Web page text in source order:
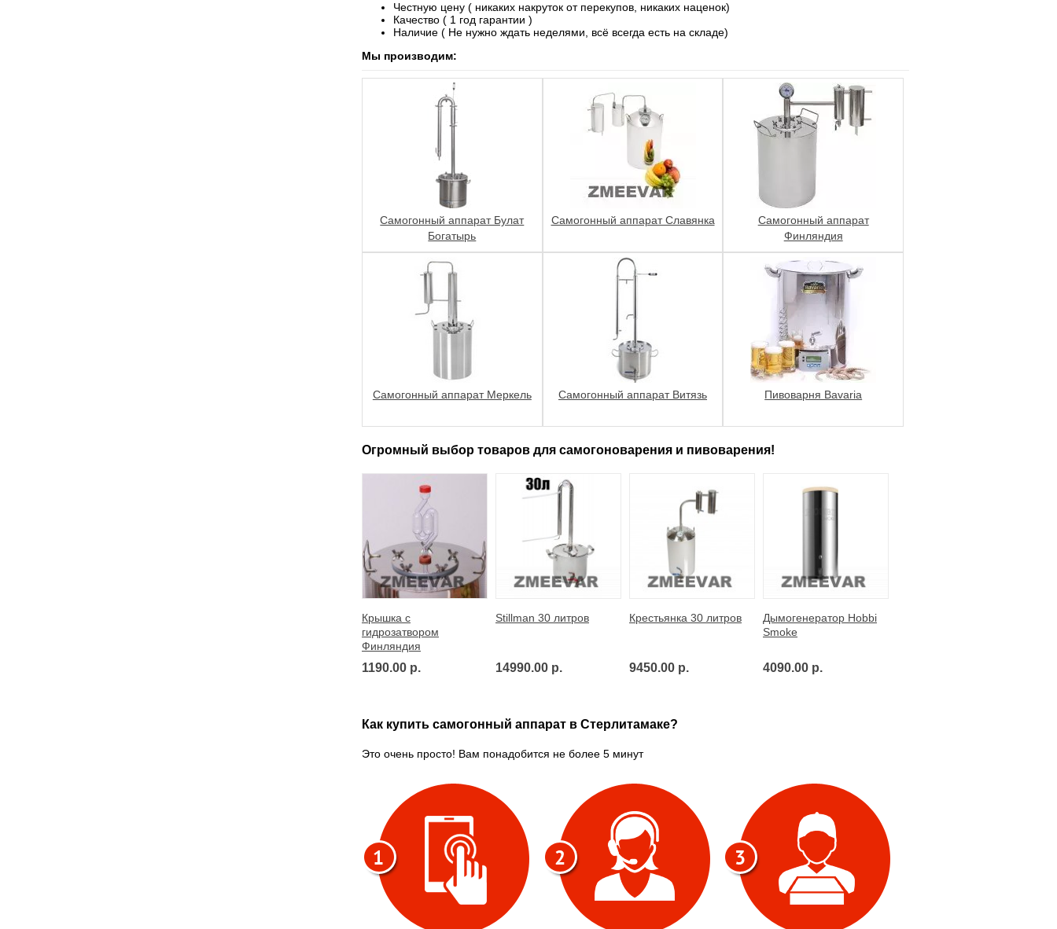
Честную цену ( никаких накруток от перекупов, никаких наценок)
Качество ( 1 год гарантии )
Наличие ( Не нужно ждать неделями, всё всегда есть на складе)
Мы производим:
Самогонный аппарат Булат
Богатырь
Самогонный аппарат Славянка
Самогонный аппарат
Финляндия
Самогонный аппарат Меркель Самогонный аппарат Витязь Пивоварня Bavaria
Огромный выбор товаров для самогоноварения и пивоварения!
Крышка с
гидрозатвором
Финляндия
1190.00 р.
Stillman 30 литров
14990.00 р.
Крестьянка 30 литров
9450.00 р.
Дымогенератор Hobbi
Smoke
4090.00 р.
Как купить самогонный аппарат в Стерлитамаке?
Это очень просто! Вам понадобится не более 5 минут